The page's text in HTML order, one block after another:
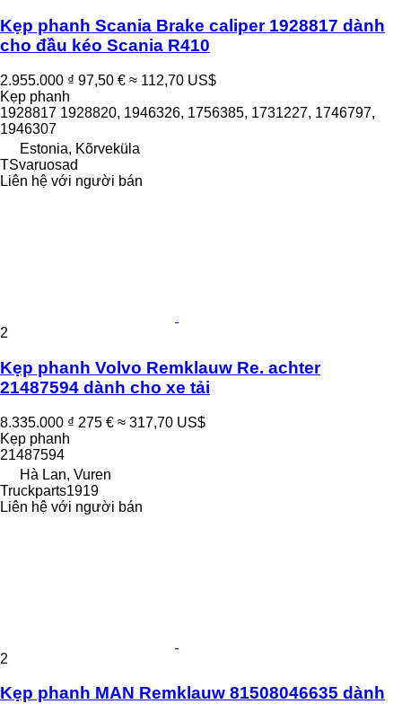
Kẹp phanh Scania Brake caliper 1928817 dành
cho đầu kéo Scania R410
2.955.000 ₫ 97,50 € ≈ 112,70 US$
Kẹp phanh
1928817 1928820, 1946326, 1756385, 1731227, 1746797,
1946307
Estonia, Kõrveküla
TSvaruosad
Liên hệ với người bán
2
Kẹp phanh Volvo Remklauw Re. achter
21487594 dành cho xe tải
8.335.000 ₫ 275 € ≈ 317,70 US$
Kẹp phanh
21487594
Hà Lan, Vuren
Truckparts1919
Liên hệ với người bán
2
Kẹp phanh MAN Remklauw 81508046635 dành